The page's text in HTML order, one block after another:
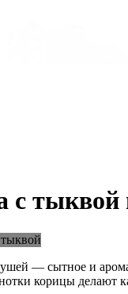
с тыквой
— сытное и
нотки корицы